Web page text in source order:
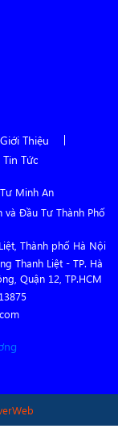
Giới Thiệu
Tin Tức
Minh An
và Đầu Tư Thành Phố
Thành phố Hà Nội
Thanh Liệt - TP. Hà
Quận 12, TP.HCM